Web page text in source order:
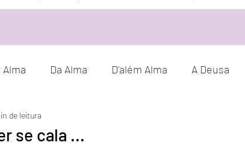
Da Alma D'além Alma A Deusa
Orações
se cala ...
de leitura